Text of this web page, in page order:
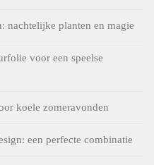
nachtelijke planten en magie
voor een speelse
koele zomeravonden
een perfecte combinatie